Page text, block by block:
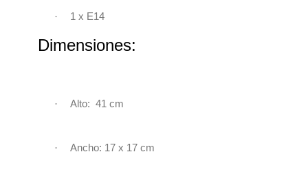
· 1 x E14
Dimensiones:
· Alto: 41 cm
· Ancho: 17 x 17 cm